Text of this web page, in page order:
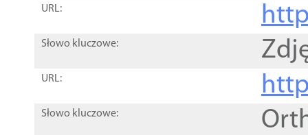
URL:
Słowo kluczowe:
URL:
Słowo kluczowe: